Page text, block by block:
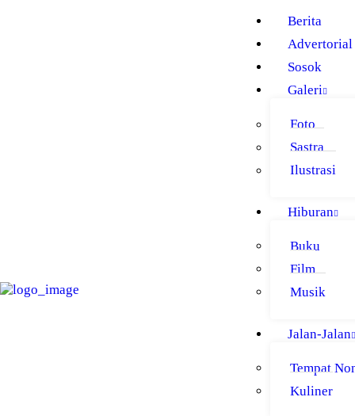
Berita
Advertorial
Sosok
Galeri
Foto
Sastra
Ilustrasi
Hiburan
Buku
Film
Musik
Jalan-Jalan
Tempat
Kuliner